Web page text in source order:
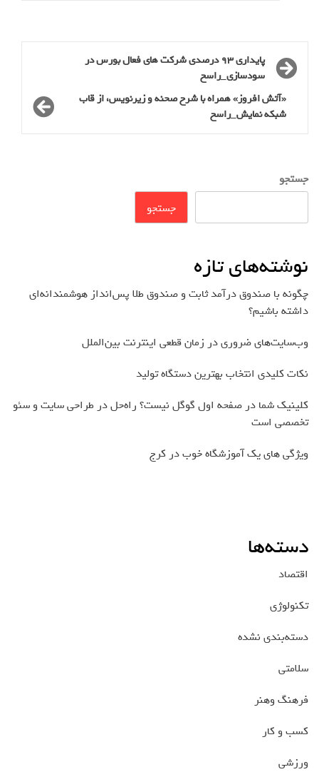
پایداری 93 درصدی شرکت های فعال بورس در
سودسازی_راسخ
«آتش افروز» همراه با شرح صحنه و زیرنویس، از قاب
شبکه نمایش_راسخ
جستجو
جستجو
نوشته‌های تازه
چگونه با صندوق درآمد ثابت و صندوق طلا پس‌انداز هوشمندانه‌ای
داشته باشیم؟
وب‌سایت‌های ضروری در زمان قطعی اینترنت بین‌الملل
نکات کلیدی انتخاب بهترین دستگاه تولید
کلینیک شما در صفحه اول گوگل نیست؟ راه‌حل در طراحی سایت و سئو
تخصصی است
ویژگی های یک آموزشگاه خوب در کرج
دسته‌ها
اقتصاد
تکنولوژی
دسته‌بندی نشده
سلامتی
فرهنگ وهنر
کسب و کار
ورزشی